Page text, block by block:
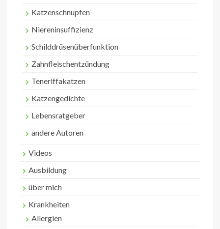
Katzenschnupfen
Niereninsuffizienz
Schilddrüsenüberfunktion
Zahnfleischentzündung
Teneriffakatzen
Katzengedichte
Lebensratgeber
andere Autoren
Videos
Ausbildung
über mich
Krankheiten
Allergien